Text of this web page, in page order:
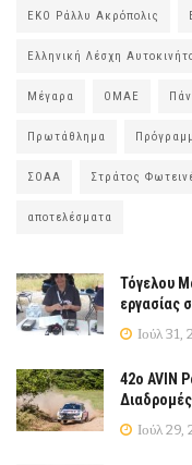
ΕΚΟ Ράλλυ Ακρόπολις
Ελληνική Λέσχη
Μέγαρα ΟΜΑΕ
Πρωτάθλημα
ΣΟΑΑ Στράτος
αποτελέσματα
Τόγελου
εργασίας
Ιούλ 31,
42ο AVIN
Ιούλ 29,